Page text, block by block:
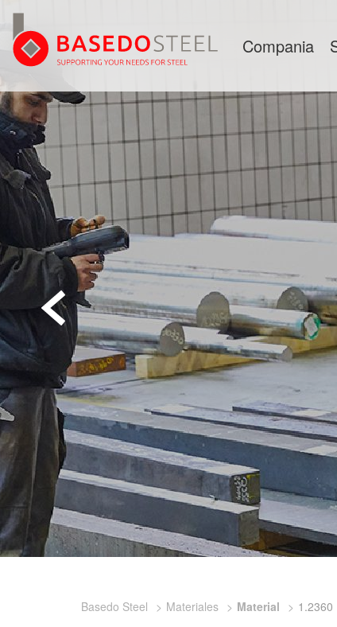
Compania
Basedo Steel Materiales Material 1.2360